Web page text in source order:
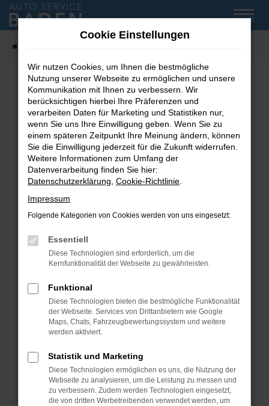
Zum
Hauptinhalt
MENÜ
Fehler: Network Error
Beim Laden ist ein Fehler aufgetreten.
Hier sind ein paar Tipps, die dir helfen können:
Überprüfe deine Firewall und deine
Internetverbindung.
Laden andere Webseiten, zum Beispiel deine
Suchmaschine?
Prüfe deine Browsererweiterungen.
können das Laden bestimmter Seiten
verhindern. Funktioniert die Seite in einem
Fenster?
Starte dein Gerät neu.
Das kann manchmal helfen, vorübergehende
Probleme zu beheben.
Betriebssystem auf dem neuesten Stand
sind.
Veraltete Software birgt nicht nur ein
Sicherheitsrisiko, sondern kann auch dazu
Cookie Einstellungen
Wir nutzen Cookies, um Ihnen die bestmögliche
Nutzung unserer Webseite zu ermöglichen und unsere
Kommunikation mit Ihnen zu verbessern. Wir
berücksichtigen hierbei Ihre Präferenzen und
verarbeiten Daten für Marketing und Statistiken nur,
wenn Sie uns Ihre Einwilligung geben. Wenn Sie zu
einem späteren Zeitpunkt Ihre Meinung ändern, können
Sie die Einwilligung jederzeit für die Zukunft widerrufen.
Weitere Informationen zum Umfang der
Datenverarbeitung finden Sie hier:
Datenschutzerklärung Cookie-Richtlinie
Impressum
Folgende Kategorien von Cookies werden von uns eingesetzt:
Essentiell
Diese Technologien sind erforderlich, um die
Kernfunktionalität der Webseite zu gewährleisten.
Funktional
Diese Technologien bieten die bestmögliche Funktionalität
der Webseite. Services von Drittanbietern wie Google
Maps, Chats, Fahrzeugbewertungssystem und weitere
werden aktiviert.
Statistik und Marketing
Diese Technologien ermöglichen es uns, die Nutzung der
Webseite zu analysieren, um die Leistung zu messen und
zu verbessern. Zudem werden Technologien eingesetzt,
die von dritten Werbetreibenden verwendet werden, um